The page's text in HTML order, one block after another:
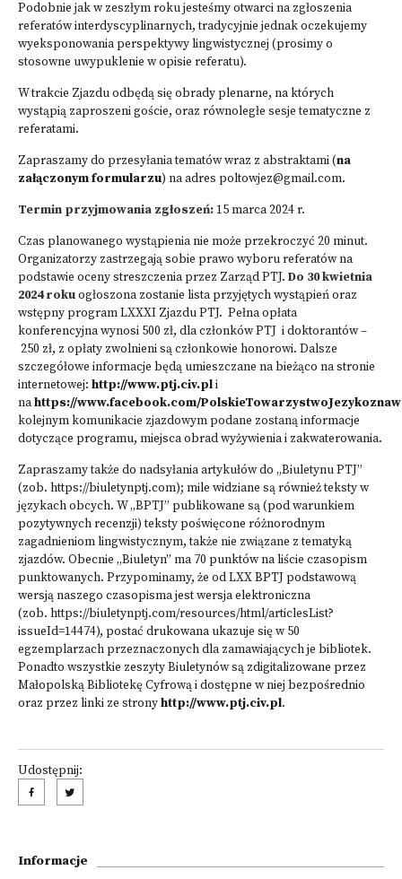
Podobnie jak w zeszłym roku jesteśmy otwarci na zgłoszenia
referatów interdyscyplinarnych, tradycyjnie jednak oczekujemy
wyeksponowania perspektywy lingwistycznej (prosimy o
stosowne uwypuklenie w opisie referatu).
W trakcie Zjazdu odbędą się obrady plenarne, na których
wystąpią zaproszeni goście, oraz równoległe sesje tematyczne z
referatami.
Zapraszamy do przesyłania tematów wraz z abstraktami (na
załączonym formularzu) na adres poltowjez@gmail.com.
Termin przyjmowania zgłoszeń: 15 marca 2024 r.
Czas planowanego wystąpienia nie może przekroczyć 20 minut.
Organizatorzy zastrzegają sobie prawo wyboru referatów na
podstawie oceny streszczenia przez Zarząd PTJ. Do 30 kwietnia
2024 rokuogłoszona zostanie lista przyjętych wystąpień oraz
wstępny program LXXXI Zjazdu PTJ. Pełna opłata
konferencyjna wynosi 500 zł, dla członków PTJ i doktorantów –
250 zł, z opłaty zwolnieni są członkowie honorowi. Dalsze
szczegółowe informacje będą umieszczane na bieżąco na stronie
internetowej: http://www.ptj.civ.pli
nahttps://www.facebook.com/
kolejnym komunikacie zjazdowym podane zostaną informacje
dotyczące programu, miejsca obrad wyżywienia i zakwaterowania.
Zapraszamy także do nadsyłania artykułów do „Biuletynu PTJ”
(zob. https://biuletynptj.com); mile widziane są również teksty w
językach obcych. W „BPTJ” publikowane są (pod warunkiem
pozytywnych recenzji) teksty poświęcone różnorodnym
zagadnieniom lingwistycznym, także nie związane z tematyką
zjazdów. Obecnie „Biuletyn” ma 70 punktów na liście czasopism
punktowanych. Przypominamy, że od LXX BPTJ podstawową
wersją naszego czasopisma jest wersja elektroniczna
(zob. https://biuletynptj.com/resources/html/articlesList?
issueId=14474), postać drukowana ukazuje się w 50
egzemplarzach przeznaczonych dla zamawiających je bibliotek.
Ponadto wszystkie zeszyty Biuletynów są zdigitalizowane przez
Małopolską Bibliotekę Cyfrową i dostępne w niej bezpośrednio
oraz przez linki ze stronyhttp://www.ptj.civ.pl.
Udostępnij:
Informacje